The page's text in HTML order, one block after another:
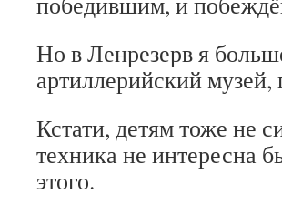
Но в Ленрезерв я
артиллерийский
Кстати, детям тоже не
техника не интересна
этого.